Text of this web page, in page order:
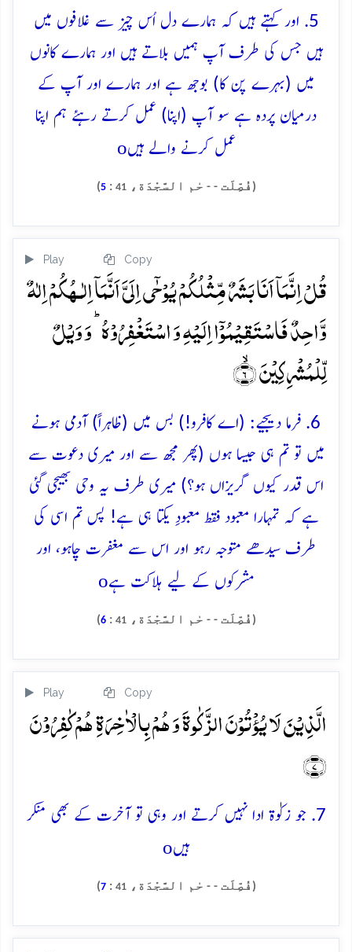
5. اور کہتے ہیں کہ ہمارے دل اُس چیز سے غلافوں میں
ہیں جس کی طرف آپ ہمیں بلاتے ہیں اور ہمارے کانوں
میں (بہرے پن کا) بوجھ ہے اور ہمارے اور آپ کے
درمیان پردہ ہے سو آپ (اپنا) عمل کرتے رہئے ہم اپنا
عمل کرنے والے ہیںo
(فُصِّلَت - - حٰم السَّجْدَة،41
:
5
)
Play Copy
قُلۡ اِنَّمَاۤ اَنَا بَشَرٌ مِّثۡلُکُمۡ یُوۡحٰۤی اِلَیَّ اَنَّمَاۤ اِلٰـہُکُمۡ اِلٰہٌ
وَّاحِدٌ فَاسۡتَقِیۡمُوۡۤا اِلَیۡہِ وَ اسۡتَغۡفِرُوۡہُ ؕ وَ وَیۡلٌ
لِّلۡمُشۡرِکِیۡنَ ۙ﴿۶﴾
6. فرما دیجیے: (اے کافرو!) بس میں (ظاہراً) آدمی ہونے
میں تو تم ہی جیسا ہوں (پھر مجھ سے اور میری دعوت سے
اس قدر کیوں گریزاں ہو؟) میری طرف یہ وحی بھیجی گئی
ہے کہ تمہارا معبود فقط معبودِ یکتا ہی ہے! پس تم اسی کی
طرف سیدھے متوجہ رہو اور اس سے مغفرت چاہو، اور
مشرکوں کے لیے ہلاکت ہےo
(فُصِّلَت - - حٰم السَّجْدَة،41
:
6
)
Play Copy
الَّذِیۡنَ لَا یُؤۡتُوۡنَ الزَّکٰوۃَ وَ ہُمۡ بِالۡاٰخِرَۃِ ہُمۡ کٰفِرُوۡنَ
﴿۷﴾
7. جو زکوٰۃ ادا نہیں کرتے اور وہی تو آخرت کے بھی منکر
ہیںo
(فُصِّلَت - - حٰم السَّجْدَة،41
:
7
)